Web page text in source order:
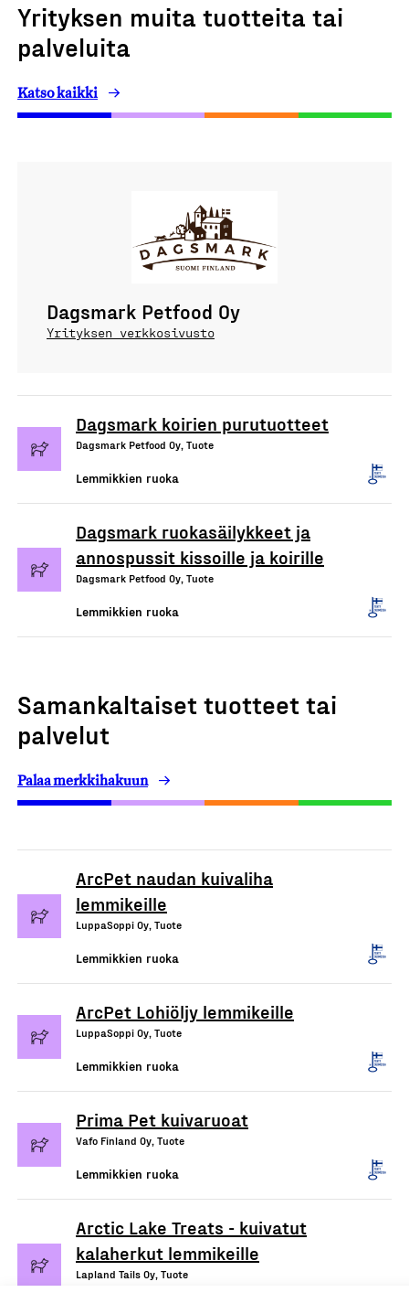
Yrityksen muita tuotteita tai
palveluita
Katso kaikki
Dagsmark Petfood Oy
Yrityksen verkkosivusto
Dagsmark koirien purutuotteet
Dagsmark Petfood Oy, Tuote
Lemmikkien ruoka
Dagsmark ruokasäilykkeet ja
annospussit kissoille ja koirille
Dagsmark Petfood Oy, Tuote
Lemmikkien ruoka
Samankaltaiset tuotteet tai
palvelut
Palaa merkkihakuun
ArcPet naudan kuivaliha
lemmikeille
LuppaSoppi Oy, Tuote
Lemmikkien ruoka
ArcPet Lohiöljy lemmikeille
LuppaSoppi Oy, Tuote
Lemmikkien ruoka
Prima Pet kuivaruoat
Vafo Finland Oy, Tuote
Lemmikkien ruoka
Arctic Lake Treats - kuivatut
kalaherkut lemmikeille
Lapland Tails Oy, Tuote